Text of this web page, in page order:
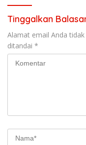
Tinggalkan
Alamat email Anda
ditandai *